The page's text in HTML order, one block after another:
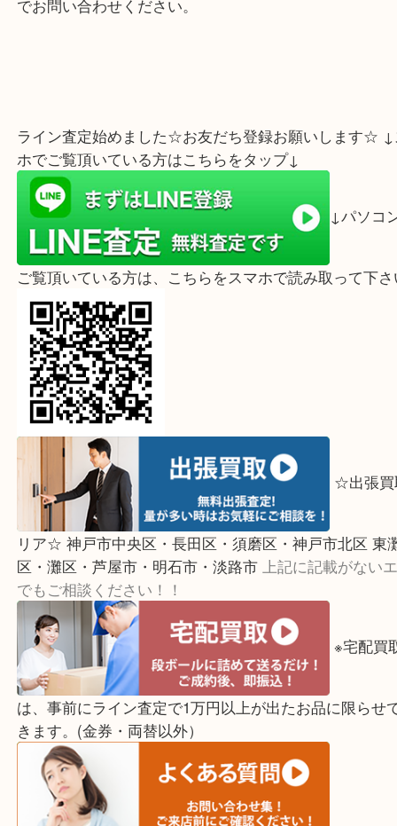
量が多い場合、お預かりさせて頂くことも御座いま
ご不明な点、ご要望などございましたらお気軽にス
でお問い合わせください。
ライン査定始めました☆お友だち登録お願いしま
ホでご覧頂いている方はこちらをタップ↓
ご覧頂いている方は、こちらをスマホで読み取っ
☆出
リア☆ 神戸市中央区・長田区・須磨区・神戸市北
区・灘区・芦屋市・明石市・淡路市上記に記載が
でもご相談ください！！